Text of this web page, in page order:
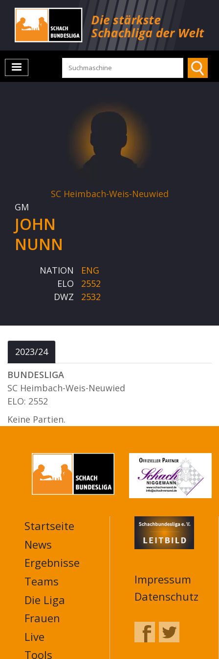
SC Heimbach-Weis-Neuwied
GM
JOHN
NUNN
NATION
ENG
ELO
2552
DWZ
2532
2023/24
BUNDESLIGA
SC Heimbach-Weis-Neuwied
ELO: 2552
Keine Partien.
MAIN
NAVIGATION
FOOTER
Startseite
News
Ergebnisse
Teams
Die Liga
Frauen
Live
Tools
Impressum
Datenschutz